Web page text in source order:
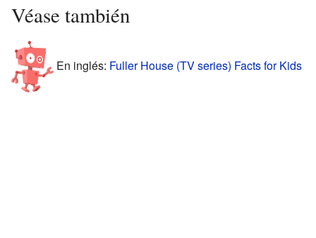
Véase también
En inglés: Fuller House (TV series) Facts for Kids